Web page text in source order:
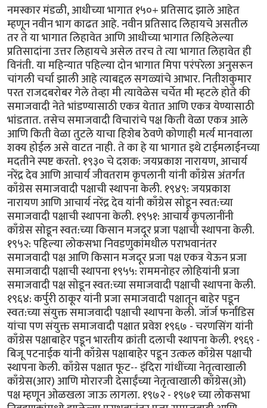
नमस्कार मंडळी, आधीच्या भागात १५०+ प्रतिसाद झाले आहेत
म्हणून नवीन भाग काढत आहे. नवीन प्रतिसाद लिहायचे असतील
तर ते या भागात लिहावेत आणि आधीच्या भागात लिहिलेल्या
प्रतिसादांना उत्तर लिहायचे असेल तरच ते त्या भागात लिहावेत ही
विनंती. या महिन्यात पहिल्या दोन भागात मिपा परंपरेला अनुसरून
चांगली चर्चा झाली आहे त्याबद्दल सगळ्यांचे आभार. नितीशकुमार
परत राजदबरोबर गेले तेव्हा मी त्यावेळेस चर्चेत मी म्हटले होते की
समाजवादी नेते भांडण्यासाठी एकत्र येतात आणि एकत्र येण्यासाठी
भांडतात. तसेच समाजवादी विचारांचे पक्ष किती वेळा एकत्र आले
आणि किती वेळा तुटले याचा हिशेब ठेवणे कोणाही मर्त्य मानवाला
शक्य होईल असे वाटत नाही. ते का हे या भागात इथे टाईमलाईनच्या
मदतीने स्पष्ट करतो. १९३० चे दशक: जयप्रकाश नारायण, आचार्य
नरेंद्र देव आणि आचार्य जीवतराम कृपलानी यांनी काँग्रेस अंतर्गत
काँग्रेस समाजवादी पक्षाची स्थापना केली. १९४९: जयप्रकाश
नारायण आणि आचार्य नरेंद्र देव यांनी काँग्रेस सोडून स्वत:च्या
समाजवादी पक्षाची स्थापना केली. १९५१: आचार्य कृपलानींनी
काँग्रेस सोडून स्वत:च्या किसान मजदूर प्रजा पक्षाची स्थापना केली.
१९५२: पहिल्या लोकसभा निवडणुकांमधील पराभवानंतर
समाजवादी पक्ष आणि किसान मजदूर प्रजा पक्ष एकत्र येऊन प्रजा
समाजवादी पक्षाची स्थापना १९५५: राममनोहर लोहियांनी प्रजा
समाजवादी पक्ष सोडून स्वत:च्या समाजवादी पक्षाची स्थापना केली.
१९६४: कर्पुरी ठाकूर यांनी प्रजा समाजवादी पक्षातून बाहेर पडून
स्वत:च्या संयुक्त समाजवादी पक्षाची स्थापना केली. जॉर्ज फर्नांडिस
यांचा पण संयुक्त समाजवादी पक्षात प्रवेश १९६७ - चरणसिंग यांनी
काँग्रेस पक्षाबाहेर पडून भारतीय क्रांती दलाची स्थापना केली. १९६९ -
बिजू पटनाईक यांनी काँग्रेस पक्षाबाहेर पडून उत्कल काँग्रेस पक्षाची
स्थापना केली. काँग्रेस पक्षात फूट-- इंदिरा गांधींच्या नेतृत्वाखाली
काँग्रेस(आर) आणि मोरारजी देसाईंच्या नेतृत्वाखाली काँग्रेस(ओ)
पक्ष म्हणून ओळखला जाऊ लागला. १९७२ - १९७१ च्या लोकसभा